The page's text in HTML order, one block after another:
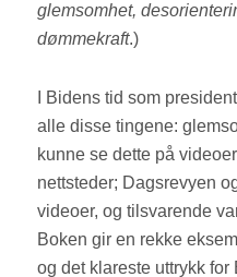
glemsomhet,
dømmekraft.)
I Bidens tid som
alle disse tingene:
kunne se dette på
nettsteder; Dagsrevyen
videoer, og tilsvarende
Boken gir en rekke
og det klareste uttrykk